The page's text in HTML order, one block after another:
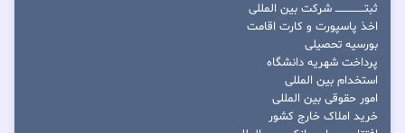
ثبتــــــــــــــــ شرکت بین المللی
اخذ پاسپورت و کارت اقامت
بورسیه تحصیلی
پرداخت شهریه دانشگاه
استخدام بین المللی
امور حقوقی بین المللی
خرید املاک خارج کشور